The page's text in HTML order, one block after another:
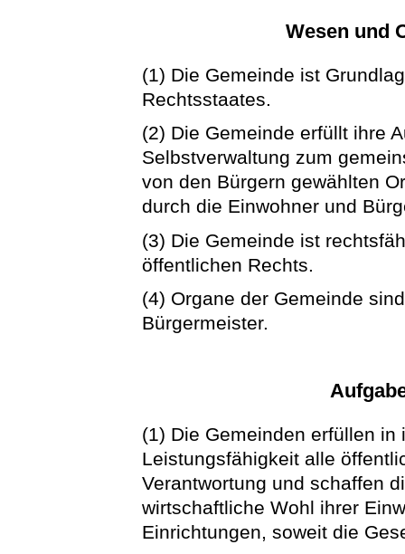
Wesen und
(1) Die Gemeinde ist
Rechtsstaates.
(2) Die Gemeinde erfüllt ihre
Selbstverwaltung zum
von den Bürgern gewählten
durch die Einwohner und
(3) Die Gemeinde ist
öffentlichen Rechts.
(4) Organe der Gemeinde
Bürgermeister.
(1) Die Gemeinden erfüllen
Leistungsfähigkeit alle
Verantwortung und schaffen
wirtschaftliche Wohl ihrer
Einrichtungen, soweit die